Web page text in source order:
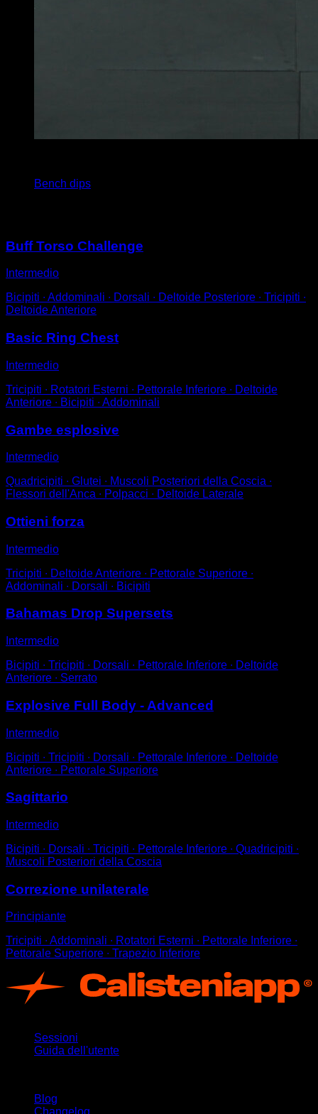
Bench dips
Buff Torso Challenge
Intermedio
Bicipiti ∙ Addominali ∙ Dorsali ∙ Deltoide Posteriore ∙ Tricipiti ∙
Deltoide Anteriore
Basic Ring Chest
Intermedio
Tricipiti ∙ Rotatori Esterni ∙ Pettorale Inferiore ∙ Deltoide
Anteriore ∙ Bicipiti ∙ Addominali
Gambe esplosive
Intermedio
Quadricipiti ∙ Glutei ∙ Muscoli Posteriori della Coscia ∙
Flessori dell'Anca ∙ Polpacci ∙ Deltoide Laterale
Ottieni forza
Intermedio
Tricipiti ∙ Deltoide Anteriore ∙ Pettorale Superiore ∙
Addominali ∙ Dorsali ∙ Bicipiti
Bahamas Drop Supersets
Intermedio
Bicipiti ∙ Tricipiti ∙ Dorsali ∙ Pettorale Inferiore ∙ Deltoide
Anteriore ∙ Serrato
Explosive Full Body - Advanced
Intermedio
Bicipiti ∙ Tricipiti ∙ Dorsali ∙ Pettorale Inferiore ∙ Deltoide
Anteriore ∙ Pettorale Superiore
Sagittario
Intermedio
Bicipiti ∙ Dorsali ∙ Tricipiti ∙ Pettorale Inferiore ∙ Quadricipiti ∙
Muscoli Posteriori della Coscia
Correzione unilaterale
Principiante
Tricipiti ∙ Addominali ∙ Rotatori Esterni ∙ Pettorale Inferiore ∙
Pettorale Superiore ∙ Trapezio Inferiore
Sessioni
Guida dell'utente
Blog
Changelog